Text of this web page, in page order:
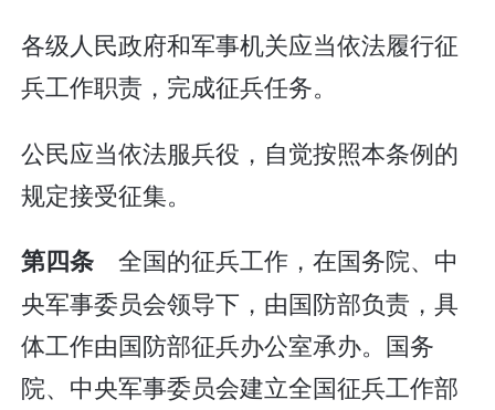
各级人民政府和军事机关应当依法履行征
兵工作职责，完成征兵任务。
公民应当依法服兵役，自觉按照本条例的
规定接受征集。
第四条 全国的征兵工作，在国务院、中
央军事委员会领导下，由国防部负责，具
体工作由国防部征兵办公室承办。国务
院、中央军事委员会建立全国征兵工作部